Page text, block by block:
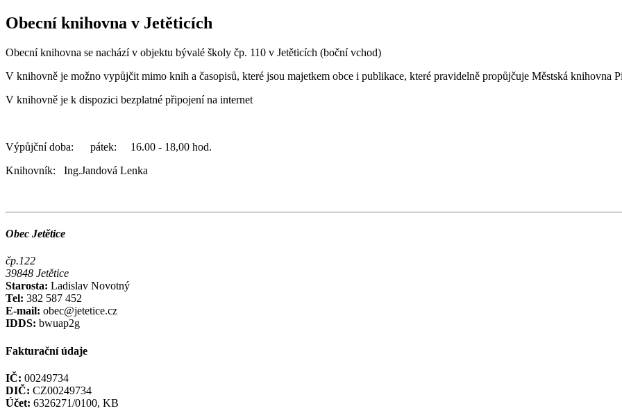
Obecní knihovna v Jetěticích
Obecní knihovna se nachází v objektu bývalé školy čp. 110 v Jetěticích (boční vchod)
V knihovně je možno vypůjčit mimo knih a časopisů, které jsou majetkem obce i publikace, které pravidelně propůjčuje Městská knihovna
V knihovně je k dispozici bezplatné připojení na internet
Výpůjční doba: pátek: 16.00 - 18,00 hod.
Knihovník: Ing.Jandová Lenka
Obec Jetětice
čp.122
39848 Jetětice
Starosta: Ladislav Novotný
Tel: 382 587 452
E-mail: obec@jetetice.cz
IDDS: bwuap2g
Fakturační údaje
IČ: 00249734
DIČ: CZ00249734
Účet: 6326271/0100, KB